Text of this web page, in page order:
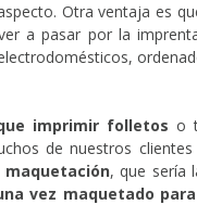
Otra ventaja es
a pasar por la
imprimir folletos o
de nuestros
maquetación, que sería
vez maquetado